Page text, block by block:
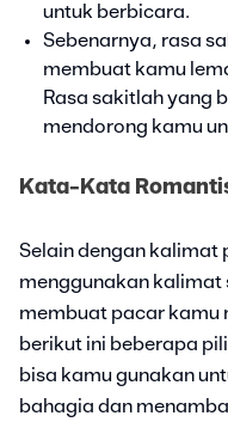
untuk berbicara.
Sebenarnya, rasa
membuat kamu
Rasa sakitlah yang
mendorong kamu
Kata-Kata
Selain dengan kalimat
menggunakan kalimat
membuat pacar kamu
berikut ini beberapa
bisa kamu gunakan
bahagia dan